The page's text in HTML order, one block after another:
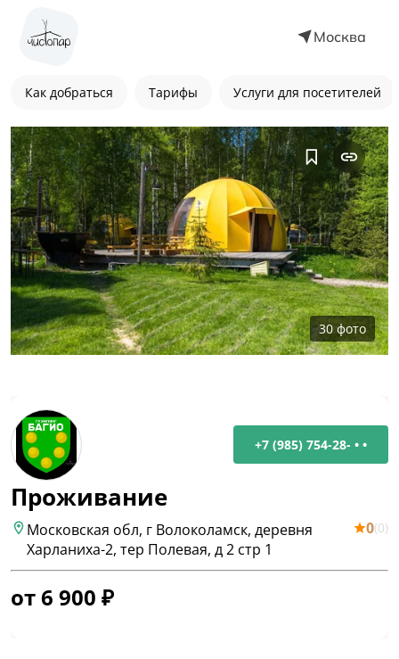
Москва
Как добраться Тарифы Услуги для посетителей
30 фото
+7 (985) 754-28- • •
Проживание
Московская обл, г Волоколамск, деревня
Харланиха-2, тер Полевая, д 2 стр 1
0(0)
от6 900 ₽